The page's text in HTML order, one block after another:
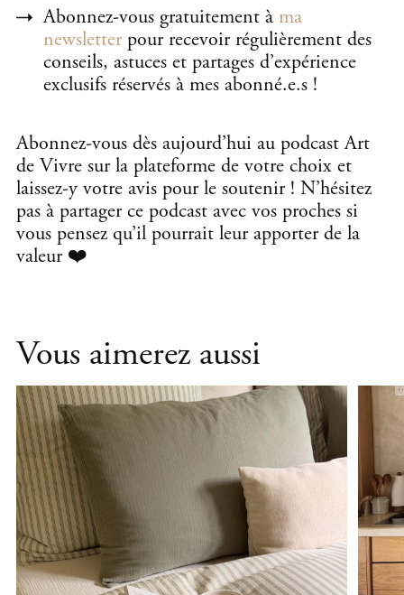
Abonnez-vous gratuitement à ma
newsletter pour recevoir régulièrement des
conseils, astuces et partages d’expérience
exclusifs réservés à mes abonné.e.s !
Abonnez-vous dès aujourd’hui au podcast Art
de Vivre sur la plateforme de votre choix et
laissez-y votre avis pour le soutenir ! N’hésitez
pas à partager ce podcast avec vos proches si
vous pensez qu’il pourrait leur apporter de la
valeur ❤️
Vous aimerez aussi
,